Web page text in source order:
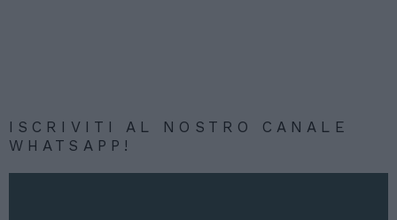
ISCRIVITI AL NOSTRO CANALE
WHATSAPP!